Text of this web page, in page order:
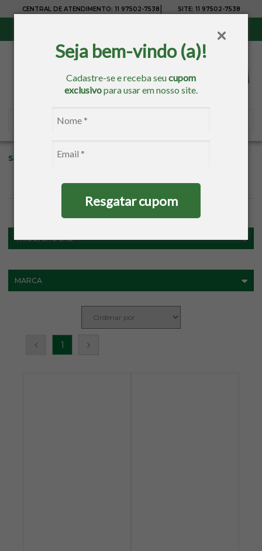
Seja bem-vindo (a)!
Cadastre-se e receba seucupom
exclusivopara usar em nosso site.
Resgatar cupom
CENTRAL DE ATENDIMENTO: 11 97502-7538 SITE: 11 97502-7538
Sacaria Tricô/Crochê
FILTROS
MARCA
TRICÔ/CROCHÊ
1